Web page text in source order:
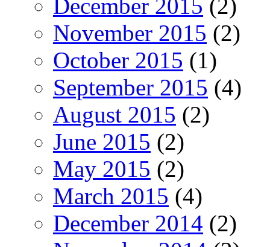
December 2015 (2)
November 2015 (2)
October 2015 (1)
September 2015 (4)
August 2015 (2)
June 2015 (2)
May 2015 (2)
March 2015 (4)
December 2014 (2)